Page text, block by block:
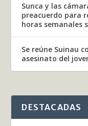
Sunca y las
preacuerdo para
horas semanales
Se reúne Suinau
asesinato del
DESTACADAS